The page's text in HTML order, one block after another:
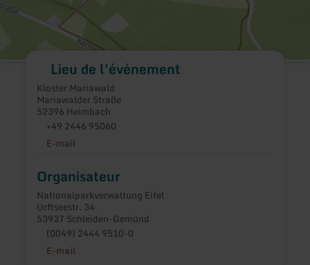
Lieu de l'événement
Kloster Mariawald
Mariawalder Straße
52396 Heimbach
+49 2446 95060
E-mail
Organisateur
Nationalparkverwaltung Eifel
Urftseestr. 34
53937 Schleiden-Gemünd
(0049) 2444 9510-0
E-mail